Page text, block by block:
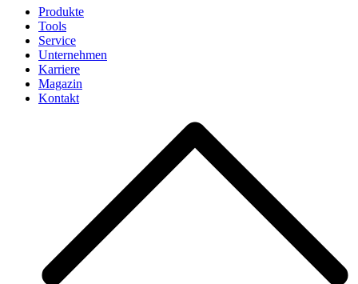
Produkte
Tools
Service
Unternehmen
Karriere
Magazin
Kontakt